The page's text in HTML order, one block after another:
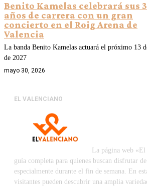
Benito Kamelas celebrará sus
años de carrera con un gran
concierto en el Roig Arena de
Valencia
La banda Benito Kamelas actuará el próximo 13
de 2027
mayo 30, 2026
EL VALENCIANO
La página web «El
guía completa para quienes buscan disfrutar
especialmente durante el fin de semana. En
visitantes pueden descubrir una amplia